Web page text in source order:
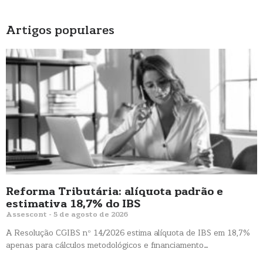
Artigos populares
Reforma Tributária: alíquota padrão e
estimativa 18,7% do IBS
Assescont 5 de agosto de 2026
A Resolução CGIBS nº 14/2026 estima alíquota de IBS em 18,7%
apenas para cálculos metodológicos e financiamento…